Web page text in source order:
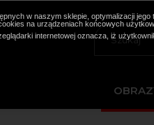
w naszym sklepie, optymalizacji
na urządzeniach końcowych
internetowej oznacza, iż